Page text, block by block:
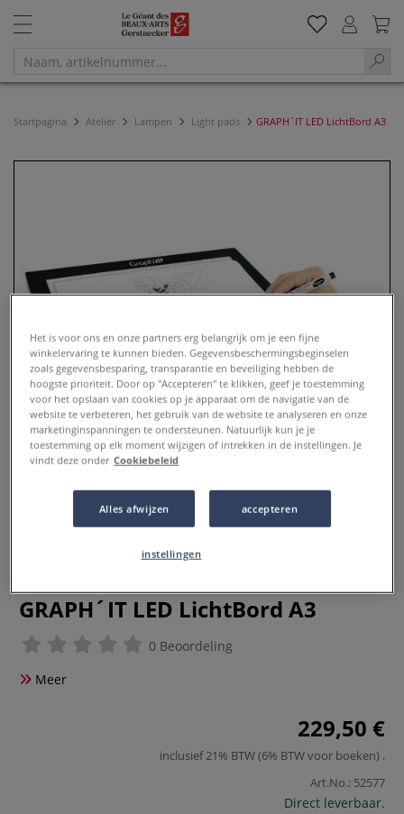
Startpagina Atelier Lampen Light pads GRAPH´IT LED LichtBord A3
GRAPH´IT LED LichtBord A3
0 Beoordeling
Meer
229,50 €
inclusief 21% BTW (6% BTW voor boeken) .
Art.No.: 52577
Direct leverbaar.
Het is voor ons en onze partners erg belangrijk om je een fijne
winkelervaring te kunnen bieden. Gegevensbeschermingsbeginselen
zoals gegevensbesparing, transparantie en beveiliging hebben de
hoogste prioriteit. Door op "Accepteren" te klikken, geef je toestemming
voor het opslaan van cookies op je apparaat om de navigatie van de
website te verbeteren, het gebruik van de website te analyseren en onze
marketinginspanningen te ondersteunen. Natuurlijk kun je je
toestemming op elk moment wijzigen of intrekken in de instellingen. Je
vindt deze onder Cookiebeleid
Alles afwijzen accepteren
instellingen